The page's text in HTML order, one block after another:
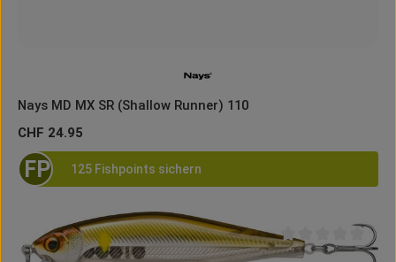
Nays MD MX SR (Shallow Runner) 110
Regulärer Preis:
CHF 24.95
FP 125 Fishpoints sichern
Durchschnittliche